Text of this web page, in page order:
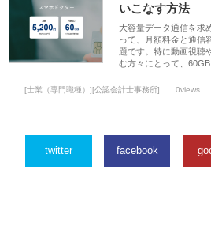
いこなす方法
大容量データ通信を求
って、月額料金と通信
題です。特に動画視聴
む方々にとって、
[士業（専門職種）][公認会計士事務所] 0views
twitter facebook